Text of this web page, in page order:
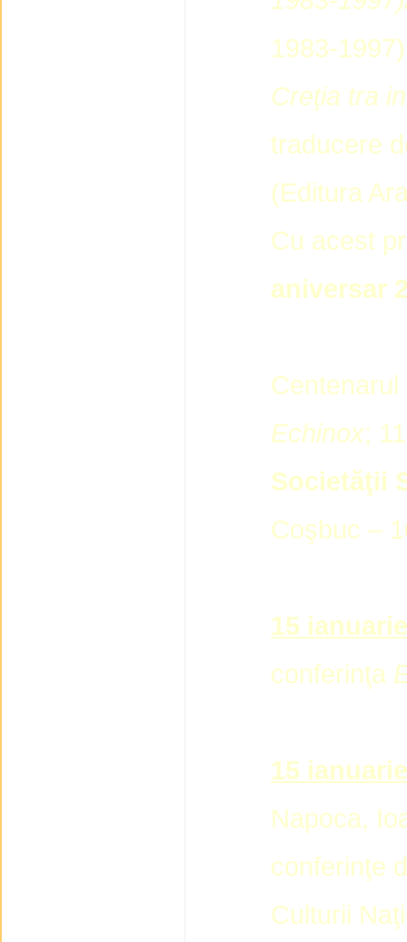
1983-
Creţia tra
traducere
(Editura
Cu acest
aniversar
Centenarul
Echinox;
Societăţii
Coşbuc –
15
conferinţa
15
Napoca,
conferinţe
Culturii